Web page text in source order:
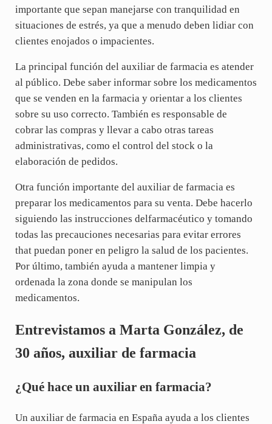
importante que sepan manejarse con tranquilidad en
situaciones de estrés, ya que a menudo deben lidiar con
clientes enojados o impacientes.
La principal función del auxiliar de farmacia es atender
al público. Debe saber informar sobre los medicamentos
que se venden en la farmacia y orientar a los clientes
sobre su uso correcto. También es responsable de
cobrar las compras y llevar a cabo otras tareas
administrativas, como el control del stock o la
elaboración de pedidos.
Otra función importante del auxiliar de farmacia es
preparar los medicamentos para su venta. Debe hacerlo
siguiendo las instrucciones delfarmacéutico y tomando
todas las precauciones necesarias para evitar errores
that puedan poner en peligro la salud de los pacientes.
Por último, también ayuda a mantener limpia y
ordenada la zona donde se manipulan los
medicamentos.
Entrevistamos a Marta González, de
30 años, auxiliar de farmacia
¿Qué hace un auxiliar en farmacia?
Un auxiliar de farmacia en España ayuda a los clientes